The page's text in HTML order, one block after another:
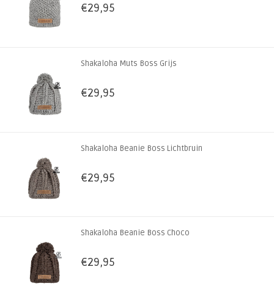
€29,95
Shakaloha Muts Boss Grijs
€29,95
Shakaloha Beanie Boss Lichtbruin
€29,95
Shakaloha Beanie Boss Choco
€29,95